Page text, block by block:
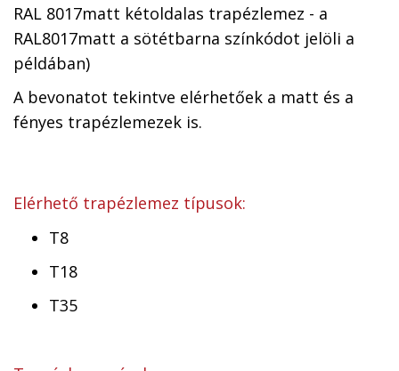
RAL 8017matt kétoldalas trapézlemez - a
RAL8017matt a sötétbarna színkódot jelöli a
példában)
A bevonatot tekintve elérhetőek a matt és a
fényes trapézlemezek is.
Elérhető trapézlemez típusok:
T8
T18
T35